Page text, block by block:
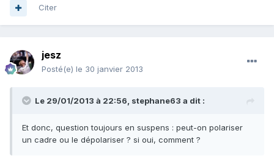
Citer
jesz
Posté(e) le 30 janvier 2013
Le 29/01/2013 à 22:56, stephane63 a dit :
Et donc, question toujours en suspens : peut-on polariser
un cadre ou le dépolariser ? si oui, comment ?